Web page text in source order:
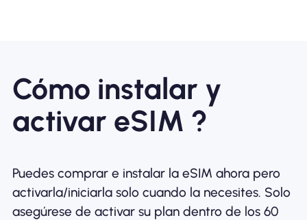
Cómo instalar y
activar eSIM ?
Puedes comprar e instalar la eSIM ahora pero
activarla/iniciarla solo cuando la necesites. Solo
asegúrese de activar su plan dentro de los 60